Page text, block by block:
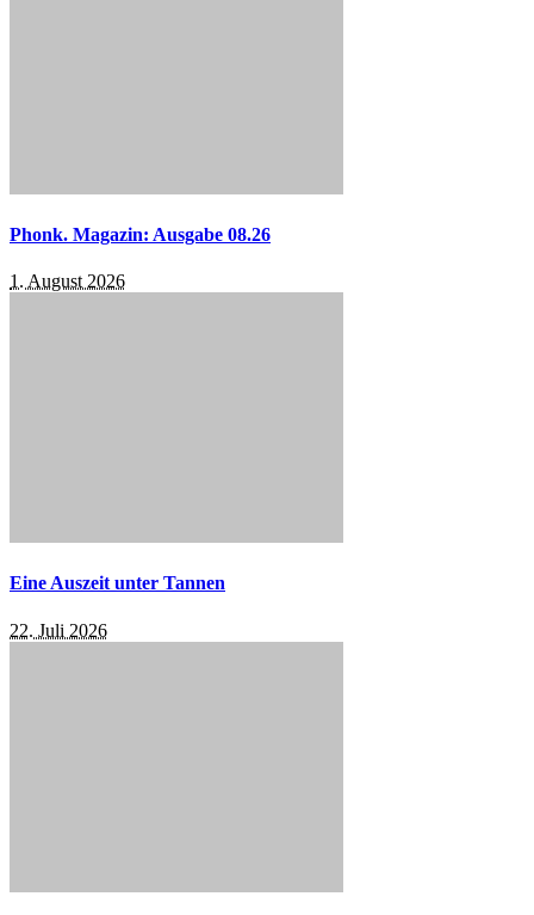
Phonk. Magazin: Ausgabe 08.26
1. August 2026
Eine Auszeit unter Tannen
22. Juli 2026